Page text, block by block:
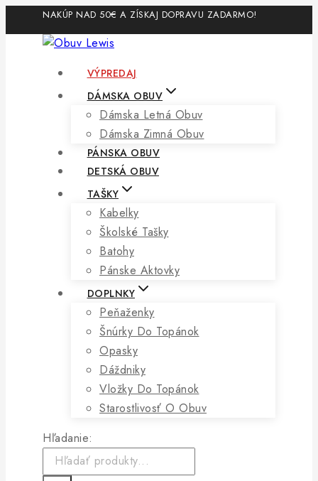
to
content
NAKÚP NAD 50€ A ZÍSKAJ DOPRAVU ZADARMO!
VÝPREDAJ
DÁMSKA OBUV
Dámska Letná Obuv
Dámska Zimná Obuv
PÁNSKA OBUV
DETSKÁ OBUV
TAŠKY
Kabelky
Školské Tašky
Batohy
Pánske Aktovky
DOPLNKY
Peňaženky
Šnúrky Do Topánok
Opasky
Dáždniky
Vložky Do Topánok
Starostlivosť O Obuv
Hľadanie: